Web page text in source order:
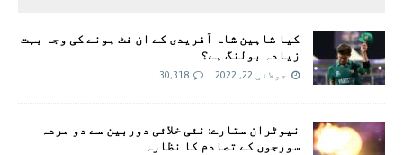
کیا شاہین شاہ آفریدی کے ان فٹ ہونے کی وجہ بہت
زیادہ بولنگ ہے؟
جولائی 22, 2022 30,318
نیوٹران ستارے: نئی خلائی دوربین سے دو مردہ
سورجوں کے تصادم کا نظارہ